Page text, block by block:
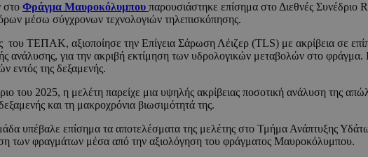
στο Φράγμα Μαυροκόλυμπου παρουσιάστηκε επίσημα στο Διεθνές Συνέδριο
μέσω σύγχρονων τεχνολογιών τηλεπισκόπησης.
ΤΕΠΑΚ, αξιοποίησε την Επίγεια Σάρωση Λέιζερ (TLS) με ακρίβεια σε
για την ακριβή εκτίμηση των υδρολογικών μεταβολών στο
εντός της δεξαμενής.
του 2025, η μελέτη παρείχε μια υψηλής ακρίβειας ποσοτική ανάλυση της
και τη μακροχρόνια βιωσιμότητά της.
υπέβαλε επίσημα τα αποτελέσματα της μελέτης στο Τμήμα Ανάπτυξης
των φραγμάτων μέσα από την αξιολόγηση του φράγματος Μαυροκόλυμπου.